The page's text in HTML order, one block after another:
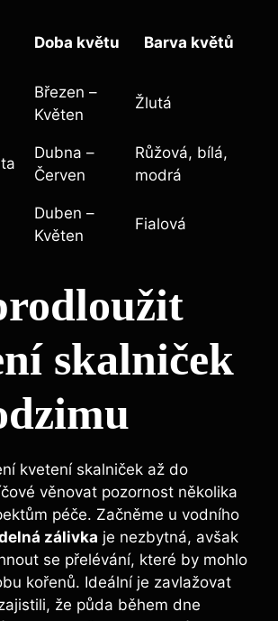
Doba květu Barva květů
Březen –
Květen
Žlutá
Dubna –
Červen
Růžová, bílá,
modrá
Duben –
Květen
Fialová
skalniček
kvetení skalniček až do
věnovat pozornost několika
péče. Začněme u vodního
zálivka je nezbytná, avšak
se přelévání, které by mohlo
kořenů. Ideální je zavlažovat
že půda během dne